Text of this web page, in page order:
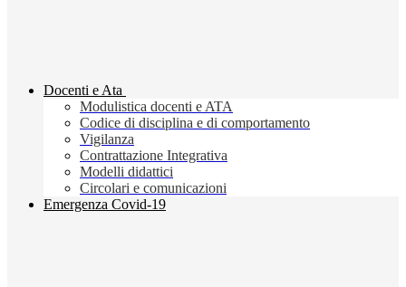
Docenti e Ata
Modulistica docenti e ATA
Codice di disciplina e di comportamento
Vigilanza
Contrattazione Integrativa
Modelli didattici
Circolari e comunicazioni
Emergenza Covid-19